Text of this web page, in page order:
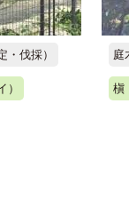
・伐採） 庭
槇